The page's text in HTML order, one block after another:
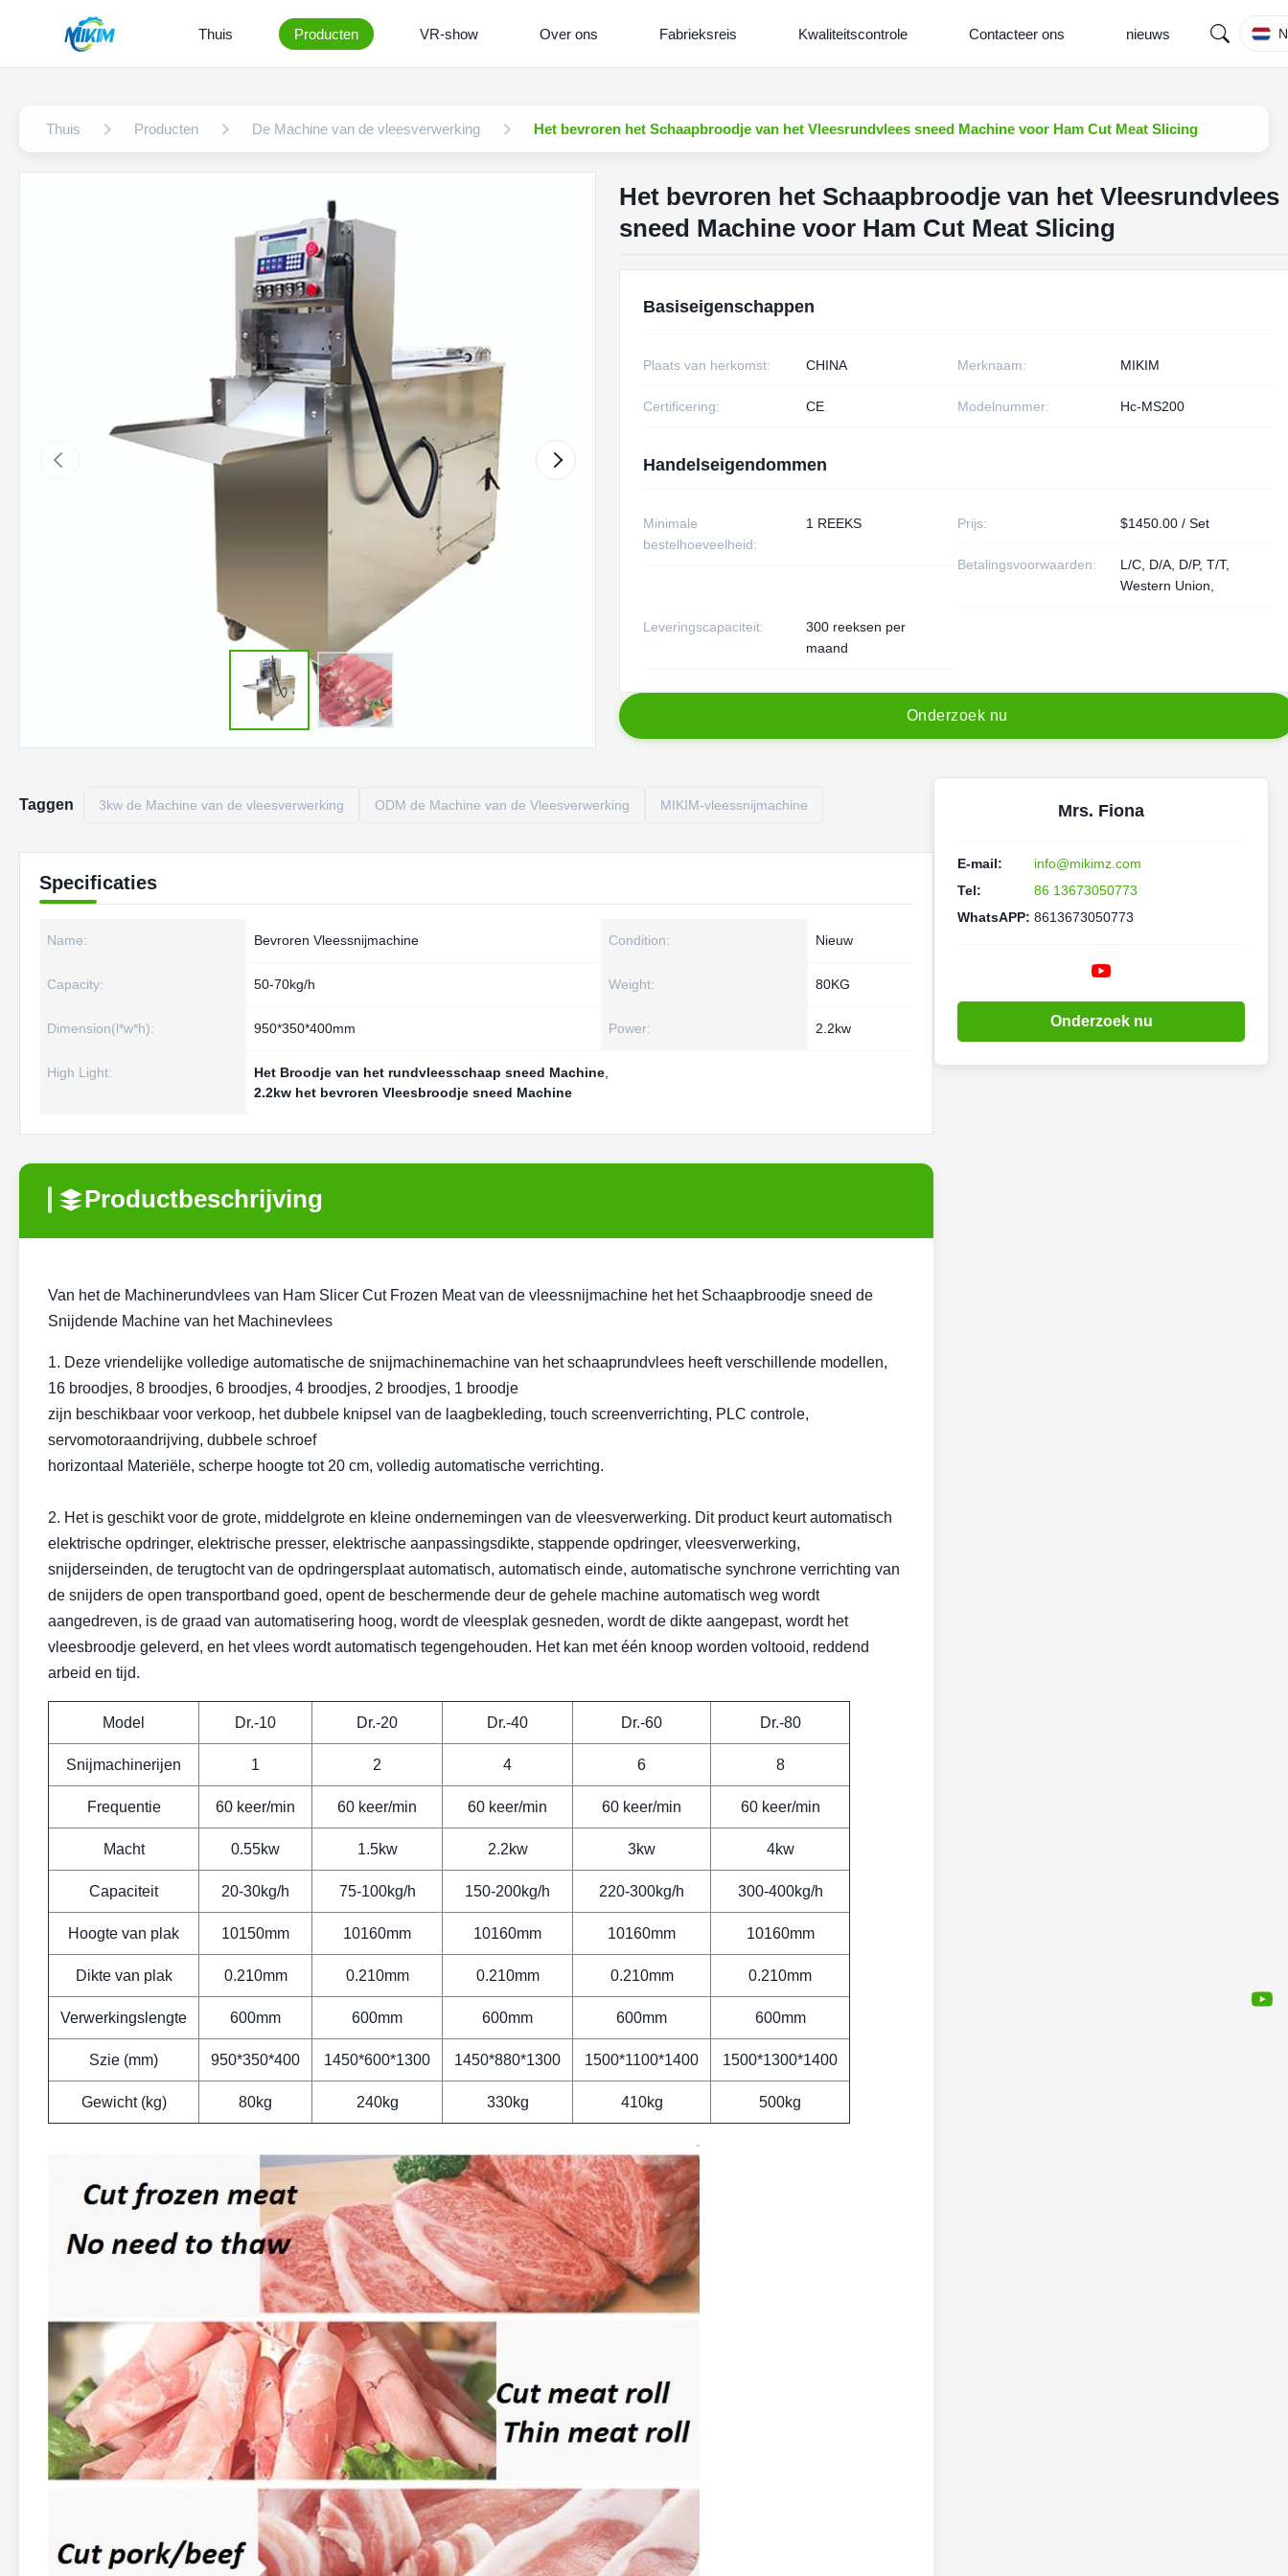
Thuis Producten VR-show Over ons Fabrieksreis Kwaliteitscontrole Contacteer ons nieuws
Thuis Producten De Machine van de vleesverwerking Het bevroren het Schaapbroodje van het Vleesrundvlees sneed Machine voor Ham Cut Meat Slicing
Het bevroren het Schaapbroodje van het Vleesrundvlees
sneed Machine voor Ham Cut Meat Slicing
Basiseigenschappen
Plaats van herkomst: CHINA Merknaam: MIKIM
Certificering: CE Modelnummer: Hc-MS200
Handelseigendommen
Minimale
bestelhoeveelheid:
1 REEKS Prijs: $1450.00 / Set
Betalingsvoorwaarden:
L/C, D/A, D/P, T/T,
Western Union,
Leveringscapaciteit:
300 reeksen per
maand
Onderzoek nu
Taggen 3kw de Machine van de vleesverwerking ODM de Machine van de Vleesverwerking MIKIM-vleessnijmachine
Specificaties
Name: Bevroren Vleessnijmachine Condition: Nieuw
Capacity: 50-70kg/h Weight: 80KG
Dimension(l*w*h): 950*350*400mm Power: 2.2kw
High Light: Het Broodje van het rundvleesschaap sneed Machine
2.2kw het bevroren Vleesbroodje sneed Machine
Productbeschrijving
Van het de Machinerundvlees van Ham Slicer Cut Frozen Meat van de vleessnijmachine het het Schaapbroodje sneed de
Snijdende Machine van het Machinevlees
1. Deze vriendelijke volledige automatische de snijmachinemachine van het schaaprundvlees heeft verschillende modellen,
16 broodjes, 8 broodjes, 6 broodjes, 4 broodjes, 2 broodjes, 1 broodje
zijn beschikbaar voor verkoop, het dubbele knipsel van de laagbekleding, touch screenverrichting, PLC controle,
servomotoraandrijving, dubbele schroef
horizontaal Materiële, scherpe hoogte tot 20 cm, volledig automatische verrichting.
2. Het is geschikt voor de grote, middelgrote en kleine ondernemingen van de vleesverwerking. Dit product keurt automatisch
elektrische opdringer, elektrische presser, elektrische aanpassingsdikte, stappende opdringer, vleesverwerking,
snijderseinden, de terugtocht van de opdringersplaat automatisch, automatisch einde, automatische synchrone verrichting van
de snijders de open transportband goed, opent de beschermende deur de gehele machine automatisch weg wordt
aangedreven, is de graad van automatisering hoog, wordt de vleesplak gesneden, wordt de dikte aangepast, wordt het
vleesbroodje geleverd, en het vlees wordt automatisch tegengehouden. Het kan met één knoop worden voltooid, reddend
arbeid en tijd.
Model Dr.-10 Dr.-20 Dr.-40 Dr.-60 Dr.-80
Snijmachinerijen 1 2 4 6 8
Frequentie 60 keer/min 60 keer/min 60 keer/min 60 keer/min 60 keer/min
Macht 0.55kw 1.5kw 2.2kw 3kw 4kw
Capaciteit 20-30kg/h 75-100kg/h 150-200kg/h 220-300kg/h 300-400kg/h
Hoogte van plak 10150mm 10160mm 10160mm 10160mm 10160mm
Dikte van plak 0.210mm 0.210mm 0.210mm 0.210mm 0.210mm
Verwerkingslengte 600mm 600mm 600mm 600mm 600mm
Szie (mm) 950*350*400 1450*600*1300 1450*880*1300 1500*1100*1400 1500*1300*1400
Gewicht (kg) 80kg 240kg 330kg 410kg 500kg
Mrs. Fiona
E-mail:
info@mikimz.com
Tel:
86 13673050773
WhatsAPP: 8613673050773
Onderzoek nu